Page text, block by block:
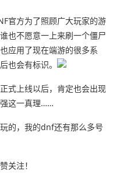
官方为了照顾广大玩家的游
也不愿意一上来刷一个僵尸
应用了现在端游的很多系
也会有标识。
式上线以后，肯定也会出现
这一真理……
的，我的dnf还有那么多号
关注！